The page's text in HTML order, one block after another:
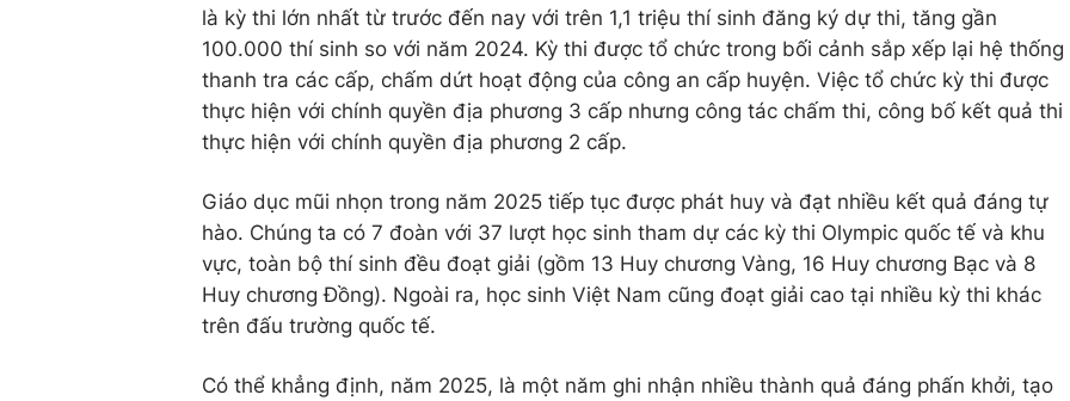
là kỳ thi lớn nhất từ trước đến nay với trên 1,1 triệu thí sinh đăng ký dự thi, tăng gần
100.000 thí sinh so với năm 2024. Kỳ thi được tổ chức trong bối cảnh sắp xếp lại hệ thống
thanh tra các cấp, chấm dứt hoạt động của công an cấp huyện. Việc tổ chức kỳ thi được
thực hiện với chính quyền địa phương 3 cấp nhưng công tác chấm thi, công bố kết quả thi
thực hiện với chính quyền địa phương 2 cấp.
Giáo dục mũi nhọn trong năm 2025 tiếp tục được phát huy và đạt nhiều kết quả đáng tự
hào. Chúng ta có 7 đoàn với 37 lượt học sinh tham dự các kỳ thi Olympic quốc tế và khu
vực, toàn bộ thí sinh đều đoạt giải (gồm 13 Huy chương Vàng, 16 Huy chương Bạc và 8
Huy chương Đồng). Ngoài ra, học sinh Việt Nam cũng đoạt giải cao tại nhiều kỳ thi khác
trên đấu trường quốc tế.
Có thể khẳng định, năm 2025, là một năm ghi nhận nhiều thành quả đáng phấn khởi, tạo